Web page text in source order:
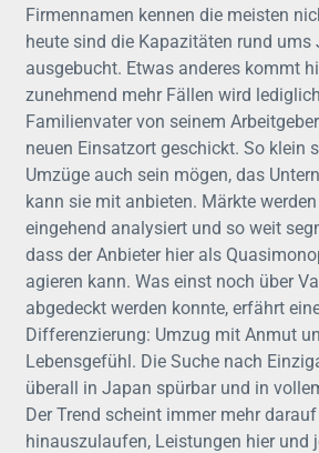
Firmennamen kennen die meisten
heute sind die Kapazitäten rund ums
ausgebucht. Etwas anderes kommt
zunehmend mehr Fällen wird
Familienvater von seinem
neuen Einsatzort geschickt. So klein
Umzüge auch sein mögen, das
kann sie mit anbieten. Märkte
eingehend analysiert und so weit
dass der Anbieter hier als
agieren kann. Was einst noch über
abgedeckt werden konnte, erfährt
Differenzierung: Umzug mit Anmut
Lebensgefühl. Die Suche nach
überall in Japan spürbar und in
Der Trend scheint immer mehr darauf
hinauszulaufen, Leistungen hier und